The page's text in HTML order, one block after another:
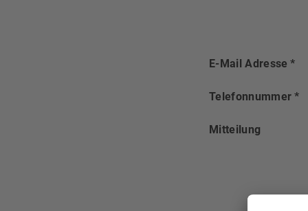
E-Mail Adresse *
Telefonnummer *
Mitteilung